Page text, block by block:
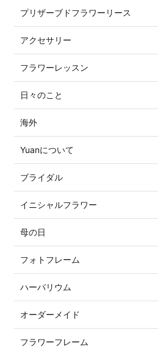
プリザーブドフラワーリース
アクセサリー
フラワーレッスン
日々のこと
海外
Yuanについて
ブライダル
イニシャルフラワー
母の日
フォトフレーム
ハーバリウム
オーダーメイド
フラワーフレーム